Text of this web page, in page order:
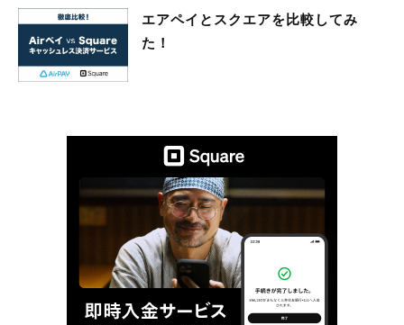
エアペイとスクエアを比較してみ
た！